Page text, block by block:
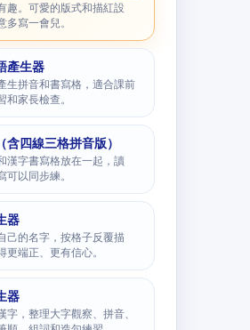
趣。可愛的版式和描紅設
多寫一會兒。
產生器
生拼音和書寫格，適合課前
和家長檢查。
含四線三格拼音版）
漢字書寫格放在一起，讀
可以同步練。
器
己的名字，按格子反覆描
更端正、更有信心。
器
字，整理大字觀察、拼音、